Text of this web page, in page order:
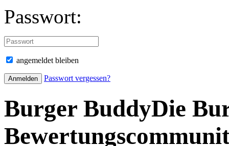
Passwort:
angemeldet bleiben
Passwort vergessen?
Burger BuddyDie